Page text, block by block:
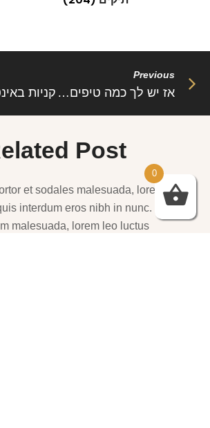
Previous
אז יש לך כמה טיפים שיעזרו לך להיות מי שאת מבלי להעתיק מאחרות. אז קודם כל תשאלי את
Post
et sodales malesuada, lorem leo
interdum eros nibh in nunc. Cras
malesuada, lorem leo luctus
0